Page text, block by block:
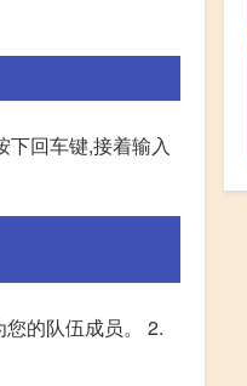
下回车键,接着输入
的队伍成员。 2.